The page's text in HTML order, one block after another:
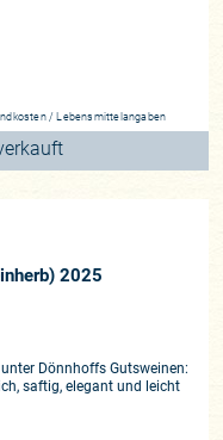
/ Lebensmittelangaben
2025
Dönnhoffs Gutsweinen:
saftig, elegant und leicht